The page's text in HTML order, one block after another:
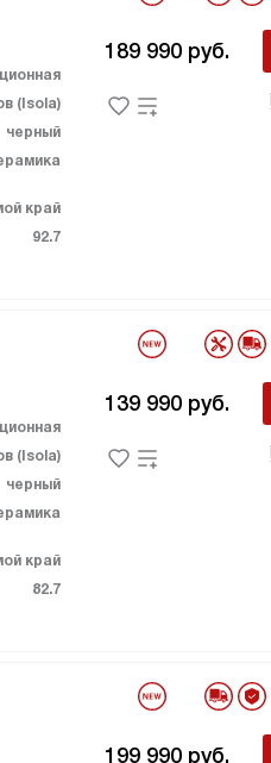
(Isola)
черный
край
92.7
189 990 руб.
(Isola)
черный
край
82.7
139 990 руб.
199 990 руб.